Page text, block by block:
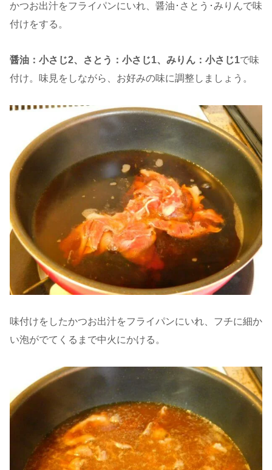
かつお出汁をフライパンにいれ、醤油･さとう･みりんで味
付けをする。
醤油：小さじ2、さとう：小さじ1、みりん：小さじ1で味
付け。味見をしながら、お好みの味に調整しましょう。
味付けをしたかつお出汁をフライパンにいれ、フチに細か
い泡がでてくるまで中火にかける。